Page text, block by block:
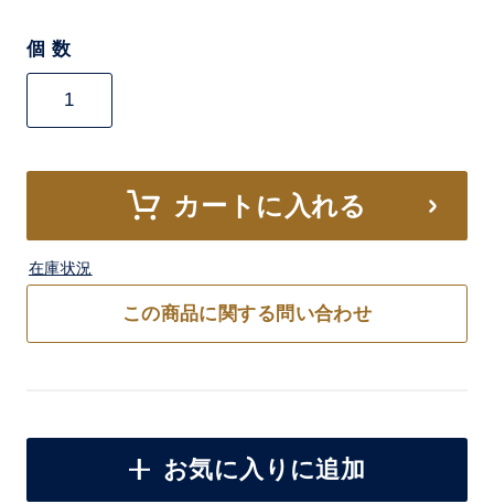
個 数
カートに入れる
在庫状況
この商品に関する問い合わせ
お気に入りに追加